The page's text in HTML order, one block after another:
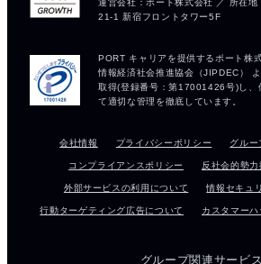
会社情報 プライバシーポリシー グルー
コンプライアンスポリシー 反社会的勢
外部サービスの利用について 情報セキュ
行動ターゲティング広告について カスタマー